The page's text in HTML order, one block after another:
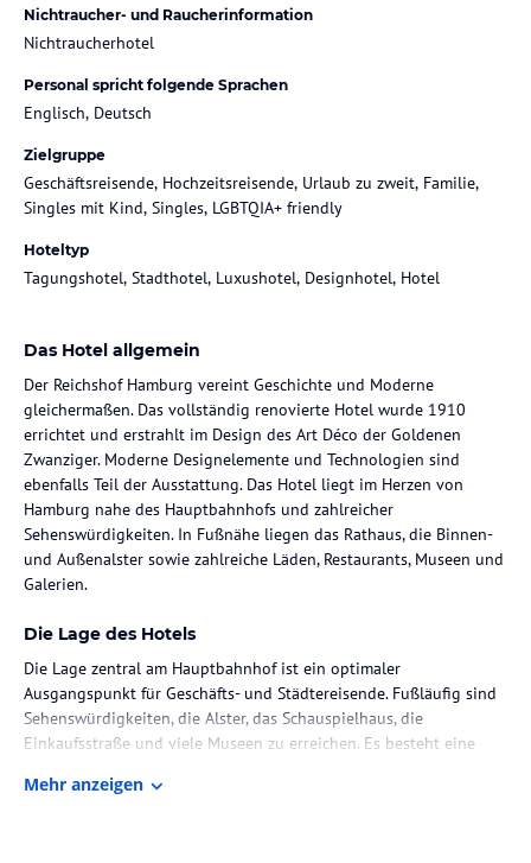
Nichtraucher- und Raucherinformation
Nichtraucherhotel
Personal spricht folgende Sprachen
Englisch, Deutsch
Zielgruppe
Geschäftsreisende, Hochzeitsreisende, Urlaub zu zweit, Familie,
Singles mit Kind, Singles, LGBTQIA+ friendly
Hoteltyp
Tagungshotel, Stadthotel, Luxushotel, Designhotel, Hotel
Das Hotel allgemein
Der Reichshof Hamburg vereint Geschichte und Moderne
gleichermaßen. Das vollständig renovierte Hotel wurde 1910
errichtet und erstrahlt im Design des Art Déco der Goldenen
Zwanziger. Moderne Designelemente und Technologien sind
ebenfalls Teil der Ausstattung. Das Hotel liegt im Herzen von
Hamburg nahe des Hauptbahnhofs und zahlreicher
Sehenswürdigkeiten. In Fußnähe liegen das Rathaus, die Binnen-
und Außenalster sowie zahlreiche Läden, Restaurants, Museen und
Galerien.
Die Lage des Hotels
Die Lage zentral am Hauptbahnhof ist ein optimaler
Ausgangspunkt für Geschäfts- und Städtereisende. Fußläufig sind
Sehenswürdigkeiten, die Alster, das Schauspielhaus, die
Einkaufsstraße und viele Museen zu erreichen. Es besteht eine
Hamburger Flughafen.
Mehr anzeigen